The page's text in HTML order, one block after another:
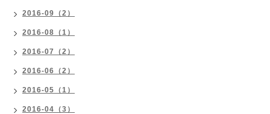
2016-09（2）
2016-08（1）
2016-07（2）
2016-06（2）
2016-05（1）
2016-04（3）